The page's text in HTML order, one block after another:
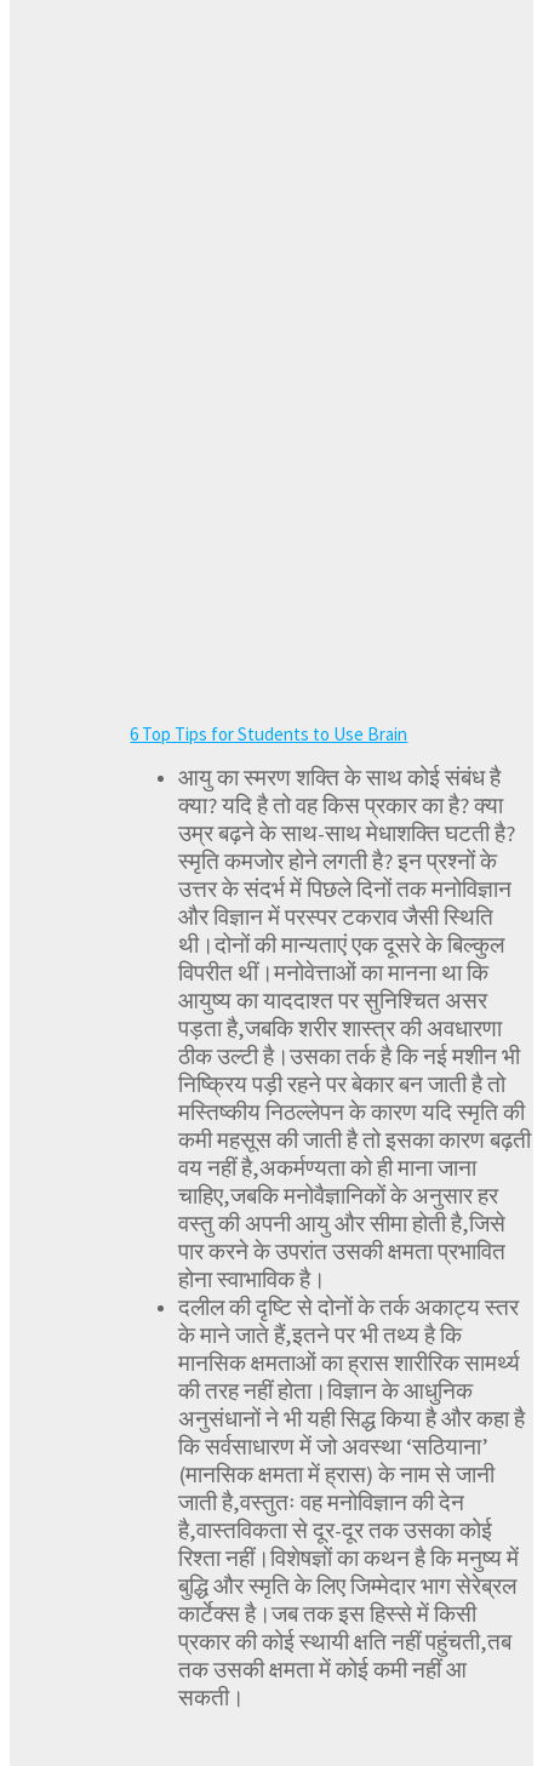
6 Top Tips for Students to Use Brain
आयु का स्मरण शक्ति के साथ कोई संबंध है
क्या? यदि है तो वह किस प्रकार का है? क्या
उम्र बढ़ने के साथ-साथ मेधाशक्ति घटती है?
स्मृति कमजोर होने लगती है? इन प्रश्नों के
उत्तर के संदर्भ में पिछले दिनों तक मनोविज्ञान
और विज्ञान में परस्पर टकराव जैसी स्थिति
थी।दोनों की मान्यताएं एक दूसरे के बिल्कुल
विपरीत थीं।मनोवेत्ताओं का मानना था कि
आयुष्य का याददाश्त पर सुनिश्चित असर
पड़ता है,जबकि शरीर शास्त्र की अवधारणा
ठीक उल्टी है।उसका तर्क है कि नई मशीन भी
निष्क्रिय पड़ी रहने पर बेकार बन जाती है तो
मस्तिष्कीय निठल्लेपन के कारण यदि स्मृति की
कमी महसूस की जाती है तो इसका कारण बढ़ती
वय नहीं है,अकर्मण्यता को ही माना जाना
चाहिए,जबकि मनोवैज्ञानिकों के अनुसार हर
वस्तु की अपनी आयु और सीमा होती है,जिसे
पार करने के उपरांत उसकी क्षमता प्रभावित
होना स्वाभाविक है।
दलील की दृष्टि से दोनों के तर्क अकाट्य स्तर
के माने जाते हैं,इतने पर भी तथ्य है कि
मानसिक क्षमताओं का ह्रास शारीरिक सामर्थ्य
की तरह नहीं होता।विज्ञान के आधुनिक
अनुसंधानों ने भी यही सिद्ध किया है और कहा है
कि सर्वसाधारण में जो अवस्था ‘सठियाना’
(मानसिक क्षमता में ह्रास) के नाम से जानी
जाती है,वस्तुतः वह मनोविज्ञान की देन
है,वास्तविकता से दूर-दूर तक उसका कोई
रिश्ता नहीं।विशेषज्ञों का कथन है कि मनुष्य में
बुद्धि और स्मृति के लिए जिम्मेदार भाग सेरेब्रल
कार्टेक्स है।जब तक इस हिस्से में किसी
प्रकार की कोई स्थायी क्षति नहीं पहुंचती,तब
तक उसकी क्षमता में कोई कमी नहीं आ
सकती।